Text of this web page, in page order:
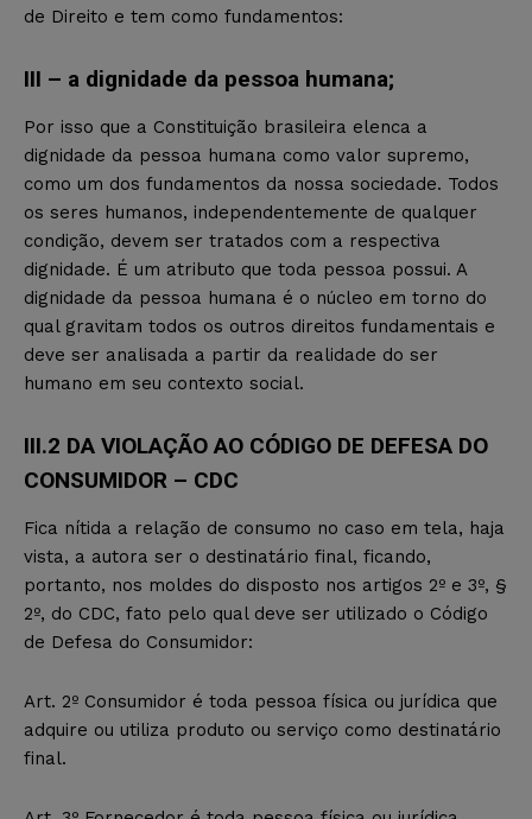
de Direito e tem como fundamentos:
III – a dignidade da pessoa humana;
Por isso que a Constituição brasileira elenca a
dignidade da pessoa humana como valor supremo,
como um dos fundamentos da nossa sociedade. Todos
os seres humanos, independentemente de qualquer
condição, devem ser tratados com a respectiva
dignidade. É um atributo que toda pessoa possui. A
dignidade da pessoa humana é o núcleo em torno do
qual gravitam todos os outros direitos fundamentais e
deve ser analisada a partir da realidade do ser
humano em seu contexto social.
III.2 DA VIOLAÇÃO AO CÓDIGO DE DEFESA DO
CONSUMIDOR – CDC
Fica nítida a relação de consumo no caso em tela, haja
vista, a autora ser o destinatário final, ficando,
portanto, nos moldes do disposto nos artigos 2º e 3º, §
2º, do CDC, fato pelo qual deve ser utilizado o Código
de Defesa do Consumidor:
Art. 2º Consumidor é toda pessoa física ou jurídica que
adquire ou utiliza produto ou serviço como destinatário
final.